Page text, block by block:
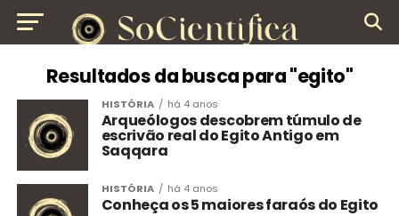
Resultados da busca para "egito"
HISTÓRIA há 4 anos
Arqueólogos descobrem túmulo de
escrivão real do Egito Antigo em
Saqqara
HISTÓRIA há 4 anos
Conheça os 5 maiores faraós do Egito